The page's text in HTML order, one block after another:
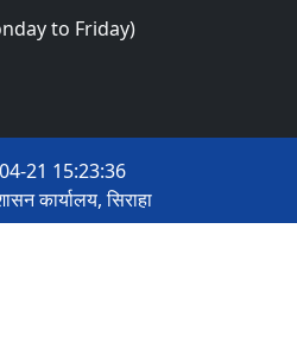
to Friday)
21 15:23:36
कार्यालय, सिराहा